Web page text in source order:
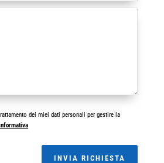
dei miei dati personali per gestire la
INVIA RICHIESTA